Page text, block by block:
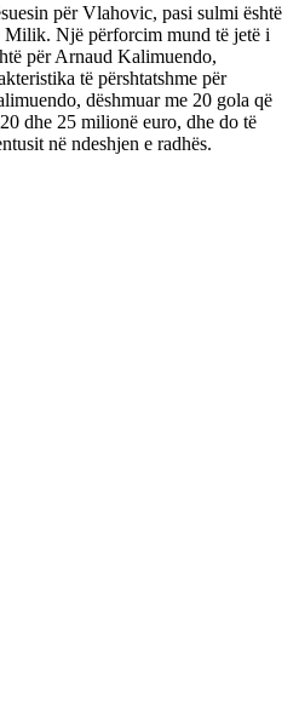
për Vlahovic, pasi sulmi është
Milik. Një përforcim mund të jetë i
për Arnaud Kalimuendo,
të përshtatshme për
dëshmuar me 20 gola që
dhe 25 milionë euro, dhe do të
në ndeshjen e radhës.